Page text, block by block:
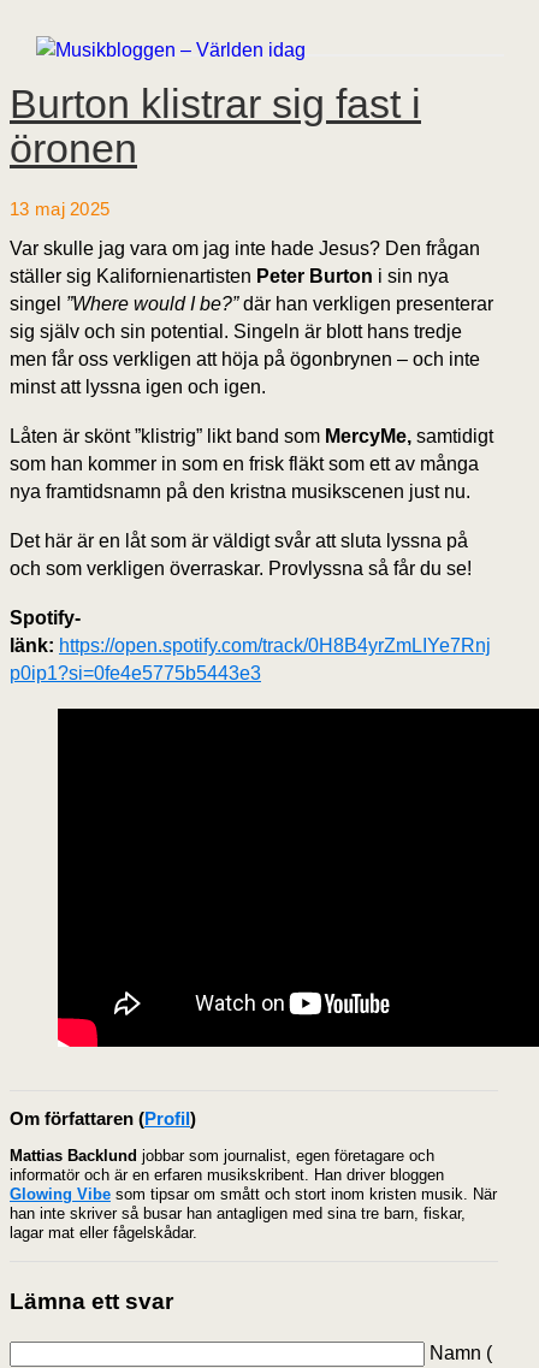
Burton klistrar sig fast i
öronen
13 maj 2025
Var skulle jag vara om jag inte hade Jesus? Den frågan
ställer sig Kalifornienartisten Peter Burton i sin nya
singel ”Where would I be?”där han verkligen presenterar
sig själv och sin potential. Singeln är blott hans tredje
men får oss verkligen att höja på ögonbrynen – och inte
minst att lyssna igen och igen.
Låten är skönt ”klistrig” likt band som MercyMe, samtidigt
som han kommer in som en frisk fläkt som ett av många
nya framtidsnamn på den kristna musikscenen just nu.
Det här är en låt som är väldigt svår att sluta lyssna på
och som verkligen överraskar. Provlyssna så får du se!
Spotify-
länk: https://open.spotify.com/track/0H8B4yrZmLIYe7Rnj
p0ip1?si=0fe4e5775b5443e3
Om författaren (Profil)
Mattias Backlund jobbar som journalist, egen företagare och
informatör och är en erfaren musikskribent. Han driver bloggen
Glowing Vibe som tipsar om smått och stort inom kristen musik. När
han inte skriver så busar han antagligen med sina tre barn, fiskar,
lagar mat eller fågelskådar.
Lämna ett svar
Namn (